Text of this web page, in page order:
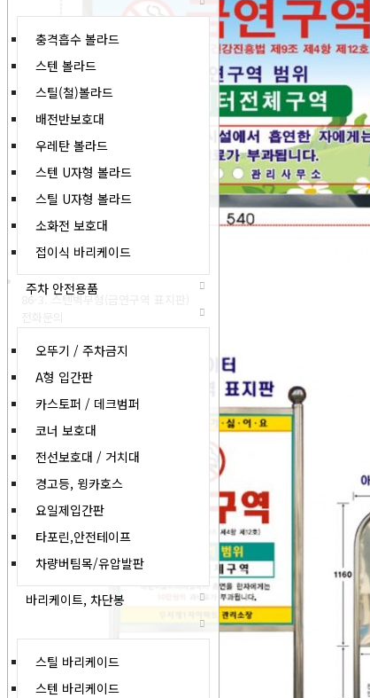
충격흡수 볼라드
스텐 볼라드
스틸(철)볼라드
배전반보호대
우레탄 볼라드
스텐 U자형 볼라드
스틸 U자형 볼라드
소화전 보호대
접이식 바리케이드
주차 안전용품
오뚜기 / 주차금지
A형 입간판
카스토퍼 / 데크범퍼
코너 보호대
전선보호대 / 거치대
경고등, 윙카호스
요일제입간판
타포린,안전테이프
차량버팀목/유압발판
바리케이트, 차단봉
스틸 바리케이드
스텐 바리케이드
86-3. 스텐벽부형(금연구역 표지판)